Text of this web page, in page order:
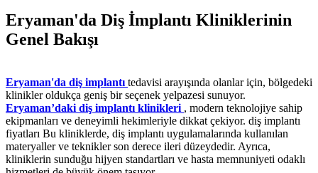
Eryaman'da Diş İmplantı Kliniklerinin
Genel Bakışı
Eryaman'da diş implantı tedavisi arayışında olanlar için, bölgedeki
klinikler oldukça geniş bir seçenek yelpazesi sunuyor.
Eryaman’daki diş implantı klinikleri , modern teknolojiye sahip
ekipmanları ve deneyimli hekimleriyle dikkat çekiyor. diş implantı
fiyatları Bu kliniklerde, diş implantı uygulamalarında kullanılan
materyaller ve teknikler son derece ileri düzeydedir. Ayrıca,
kliniklerin sunduğu hijyen standartları ve hasta memnuniyeti odaklı